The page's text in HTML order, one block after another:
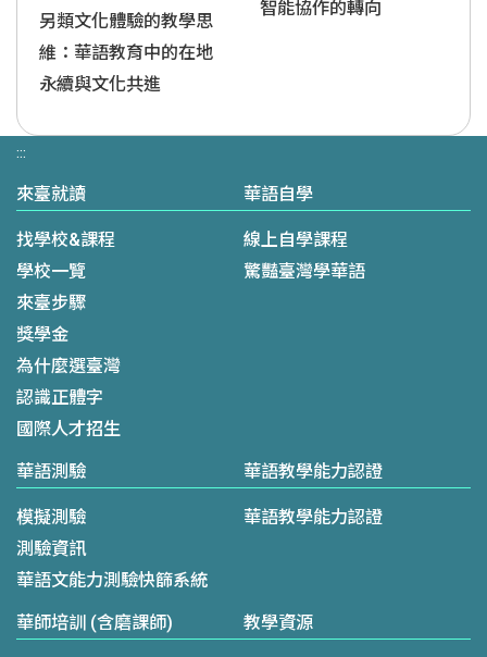
另類文化體驗的教學思
維：華語教育中的在地
永續與文化共進
智能協作的轉向
:::
來臺就讀
找學校&課程
學校一覽
來臺步驟
獎學金
為什麼選臺灣
認識正體字
國際人才招生
華語自學
線上自學課程
驚豔臺灣學華語
華語測驗
模擬測驗
測驗資訊
華語文能力測驗快篩系統
華語教學能力認證
華語教學能力認證
華師培訓 (含磨課師) 教學資源